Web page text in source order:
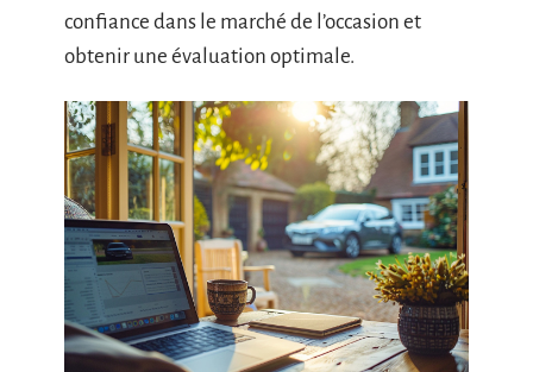
confiance dans le marché de l’occasion et
obtenir une évaluation optimale.